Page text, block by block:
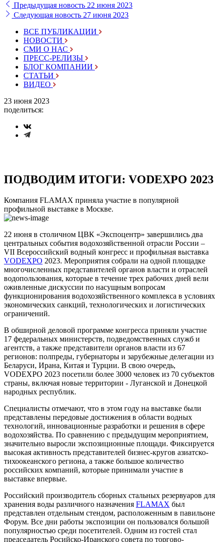
Предыдущая новость 22 июня 2023
Следующая новость 27 июня 2023
ВСЕ ПУБЛИКАЦИИ
НОВОСТИ
СМИ О НАС
ПРЕСС-РЕЛИЗЫ
БЛОГ КОМПАНИИ
СТАТЬИ
ВИДЕО
23 июня 2023
поделиться:
ПОДВОДИМ ИТОГИ: VODEXPO 2023
Компания FLAMAX приняла участие в популярной
профильной выставке в Москве.
22 июня в столичном ЦВК «Экспоцентр» завершились два
центральных события водохозяйственной отрасли России –
VII Всероссийский водный конгресс и профильная выставка
VODEXPO 2023. Мероприятия собрали на одной площадке
многочисленных представителей органов власти и отраслей
водопользования, которые в течение трех рабочих дней вели
оживленные дискуссии по насущным вопросам
функционирования водохозяйственного комплекса в условиях
экономических санкций, технологических и логистических
ограничений.
В обширной деловой программе конгресса приняли участие
17 федеральных министерств, подведомственных служб и
агентств, а также представители органов власти из 67
регионов: полпреды, губернаторы и зарубежные делегации из
Беларуси, Ирана, Китая и Турции. В свою очередь,
VODEXPO 2023 посетили более 3000 человек из 70 субъектов
страны, включая новые территории - Луганской и Донецкой
народных республик.
Специалисты отмечают, что в этом году на выставке были
представлены передовые достижения в области водных
технологий, инновационные разработки и решения в сфере
водохозяйства. По сравнению с предыдущим мероприятием,
значительно выросли экспозиционные площади. Фиксируется
высокая активность представителей бизнес-кругов азиатско-
тихоокеанского региона, а также большое количество
российских компаний, которые принимали участие в
выставке впервые.
Российский производитель сборных стальных резервуаров для
хранения воды различного назначения FLAMAX был
представлен отдельным стендом, расположенным в павильоне
Форум. Все дни работы экспозиции он пользовался большой
популярностью среди посетителей. Одним из гостей стал
председатель Росийско-Иранского совета по торгово-